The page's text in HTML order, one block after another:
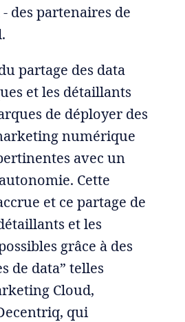
des partenaires de
partage des data
et les détaillants
de déployer des
numérique
avec un
Cette
et ce partage de
et les
grâce à des
de data” telles
Cloud,
qui